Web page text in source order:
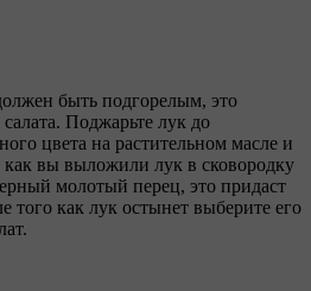
быть подгорелым, это
Поджарьте лук до
цвета на растительном масле и
вы выложили лук в сковородку
молотый перец, это придаст
того как лук остынет выберите его